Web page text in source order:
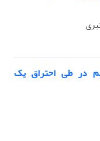
در طی احتراق یک